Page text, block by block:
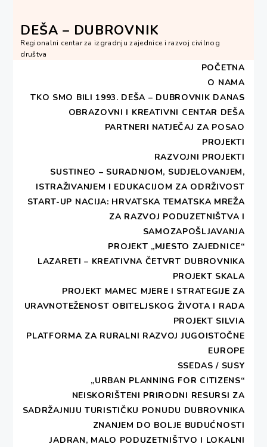
content
DEŠA – DUBROVNIK
Regionalni centar za izgradnju zajednice i razvoj civilnog
društva
POČETNA
O NAMA
TKO SMO BILI 1993. DEŠA – DUBROVNIK DANAS
OBRAZOVNI I KREATIVNI CENTAR DEŠA
PARTNERI NATJEČAJ ZA POSAO
PROJEKTI
RAZVOJNI PROJEKTI
SUSTINEO – SURADNJOM, SUDJELOVANJEM,
ISTRAŽIVANJEM I EDUKACIJOM ZA ODRŽIVOST
START-UP NACIJA: HRVATSKA TEMATSKA MREŽA
ZA RAZVOJ PODUZETNIŠTVA I
SAMOZAPOŠLJAVANJA
PROJEKT „MJESTO ZAJEDNICE“
LAZARETI – KREATIVNA ČETVRT DUBROVNIKA
PROJEKT SKALA
PROJEKT MAMEC MJERE I STRATEGIJE ZA
URAVNOTEŽENOST OBITELJSKOG ŽIVOTA I RADA
PROJEKT SILVIA
PLATFORMA ZA RURALNI RAZVOJ JUGOISTOČNE
EUROPE
SSEDAS / SUSY
„URBAN PLANNING FOR CITIZENS“
NEISKORIŠTENI PRIRODNI RESURSI ZA
SADRŽAJNIJU TURISTIČKU PONUDU DUBROVNIKA
ZNANJEM DO BOLJE BUDUĆNOSTI
JADRAN, MALO PODUZETNIŠTVO I LOKALNI
RAZVOJNI PROJEKTI
Priča o svili
Print 🖨 PDF 📄
“Bi li ti sinko meni mogla dobaviti bubicu?”
Napisala: Jany Hansal
Kada su tijekom 1991/1992. godine srpsko-
crnogorske horde opustošile Konavle, nisu samo
uništile bezbrojna domaćinstva, spalile lijepa
kamena zdanja, ponos naše ruralne arhitekture i
opljačkale stoljećima sakupljane dragocjenosti koje
su se u njima nalazile. Ta barbarska najezda uništila
je Konavoskim ženama njihova osobna blaga –
skupocjene nošnje.